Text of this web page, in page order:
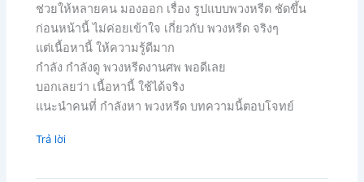
ช่วยให้หลายคน มองออก เรื่อง รูปแบบพวงหรีด ชัดขึ้น
ก่อนหน้านี้ ไม่ค่อยเข้าใจ เกี่ยวกับ พวงหรีด จริงๆ
แต่เนื้อหานี้ ให้ความรู้ดีมาก
กำลัง กำลังดู พวงหรีดงานศพ พอดีเลย
บอกเลยว่า เนื้อหานี้ ใช้ได้จริง
แนะนำคนที่ กำลังหา พวงหรีด บทความนี้ตอบโจทย์
Trả lời